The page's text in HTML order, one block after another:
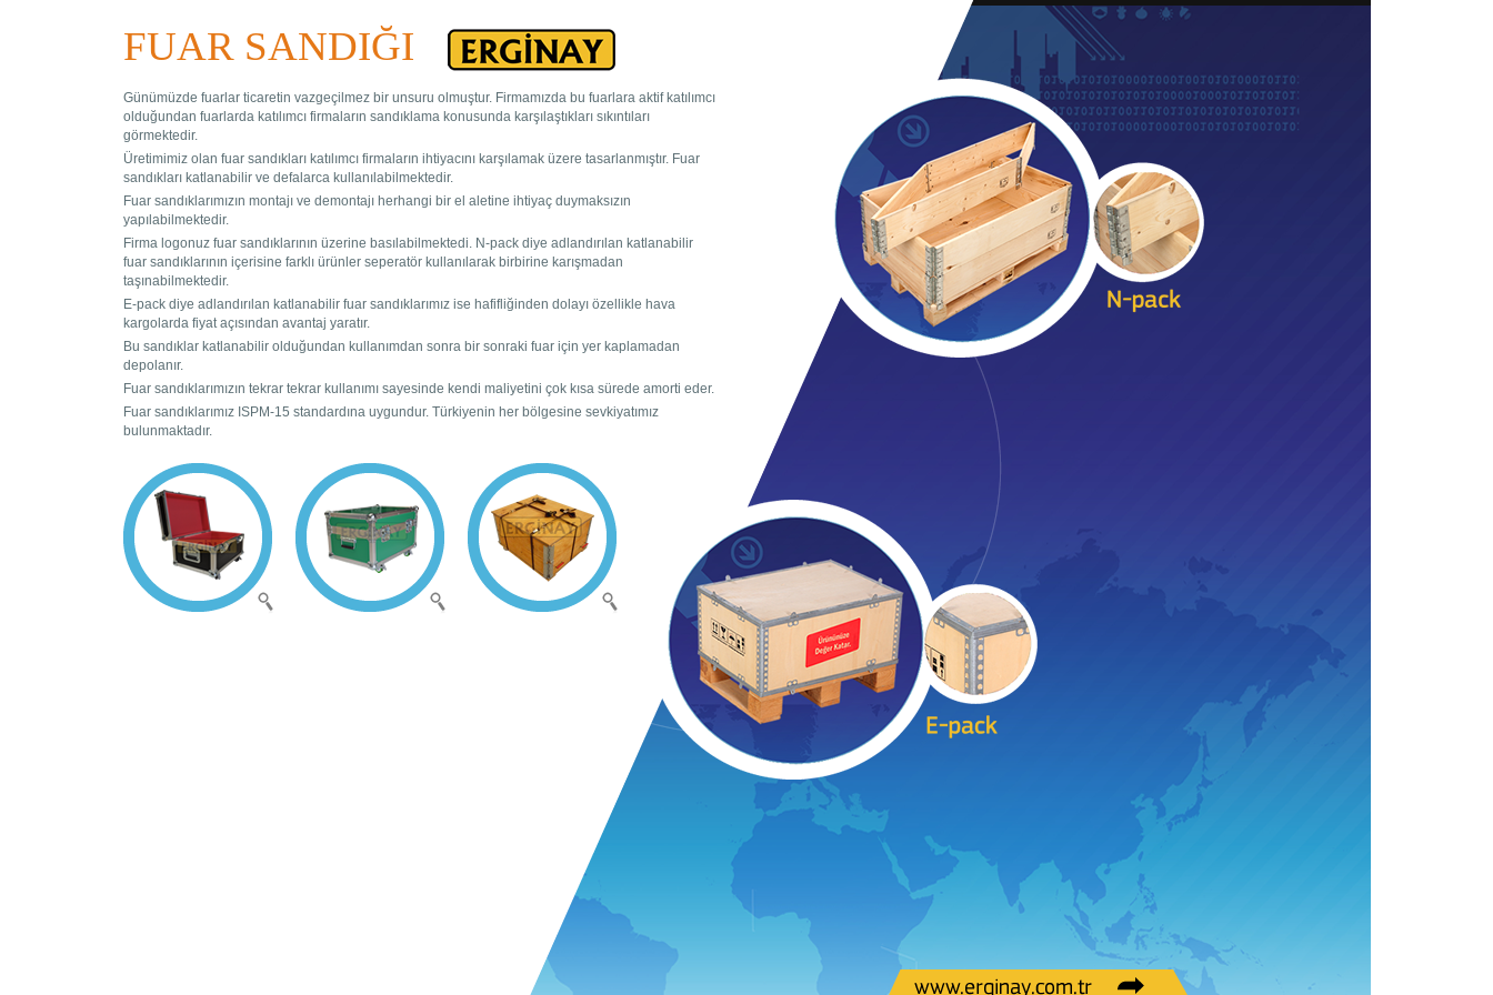
FUAR SANDIĞI
Günümüzde fuarlar ticaretin vazgeçilmez bir unsuru olmuştur. Firmamızda bu fuarlara aktif katılımcı
olduğundan fuarlarda katılımcı firmaların sandıklama konusunda karşılaştıkları sıkıntıları
görmektedir.
Üretimimiz olan fuar sandıkları katılımcı firmaların ihtiyacını karşılamak üzere tasarlanmıştır. Fuar
sandıkları katlanabilir ve defalarca kullanılabilmektedir.
Fuar sandıklarımızın montajı ve demontajı herhangi bir el aletine ihtiyaç duymaksızın
yapılabilmektedir.
Firma logonuz fuar sandıklarının üzerine basılabilmektedi. N-pack diye adlandırılan katlanabilir
fuar sandıklarının içerisine farklı ürünler seperatör kullanılarak birbirine karışmadan
taşınabilmektedir.
E-pack diye adlandırılan katlanabilir fuar sandıklarımız ise hafifliğinden dolayı özellikle hava
kargolarda fiyat açısından avantaj yaratır.
Bu sandıklar katlanabilir olduğundan kullanımdan sonra bir sonraki fuar için yer kaplamadan
depolanır.
Fuar sandıklarımızın tekrar tekrar kullanımı sayesinde kendi maliyetini çok kısa sürede amorti eder.
Fuar sandıklarımız ISPM-15 standardına uygundur. Türkiyenin her bölgesine sevkiyatımız
bulunmaktadır.